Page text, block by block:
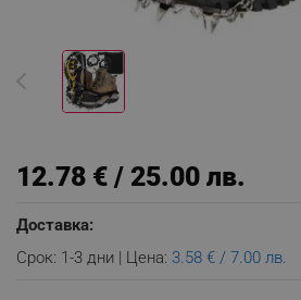
12.78 € / 25.00 лв.
Доставка:
Срок: 1-3 дни | Цена: 3.58 € / 7.00 лв.